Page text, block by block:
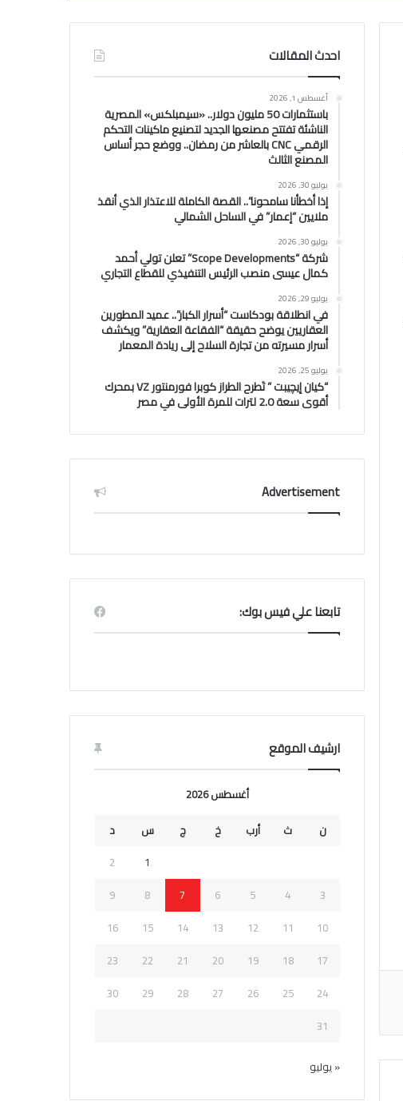
احدث المقالات
أغسطس 1, 2026
باستثمارات 50 مليون دولار.. «سيمبلكس» المصرية
الناشئة تفتتح مصنعها الجديد لتصنيع ماكينات التحكم
الرقمي CNC بالعاشر من رمضان.. ووضع حجر أساس
المصنع الثالث
يوليو 30, 2026
إذا أخطأنا سامحونا”.. القصة الكاملة للاعتذار الذي أنقذ
ملايين “إعمار” في الساحل الشمالي
يوليو 30, 2026
شركة “Scope Developments” تعلن تولي أحمد
كمال عيسى منصب الرئيس التنفيذي للقطاع التجاري
يوليو 29, 2026
في انطلاقة بودكاست “أسرار الكبار”.. عميد المطورين
العقاريين يوضح حقيقة “الفقاعة العقارية” ويكشف
أسرار مسيرته من تجارة السلاح إلى ريادة المعمار
يوليو 25, 2026
“كيان إيچيبت ” تَطرح الطراز كوبرا فورمنتور VZ بمحرك
أقوى سعة 2.0 لترات للمرة الأولى في مصر
Advertisement
تابعنا علي فيس بوك:
ارشيف الموقع
أغسطس 2026
ن
ث أرب خ ج س
د
1
2
3
4
5
6
7
8
9
10
11
12
13
14
15
16
17
18
19
20
21
22
23
24
25
26
27
28
29
30
31
« يوليو